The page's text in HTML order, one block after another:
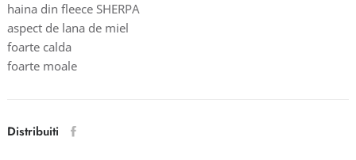
haina din fleece SHERPA
aspect de lana de miel
foarte calda
foarte moale
Distribuiti